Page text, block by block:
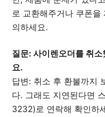
로 교환해주거나 쿠폰
의하세요.
질문: 사이렌오더를 취
요.
답변: 취소 후 환불까지
다. 그래도 지연된다면
3232)로 연락해 확인하